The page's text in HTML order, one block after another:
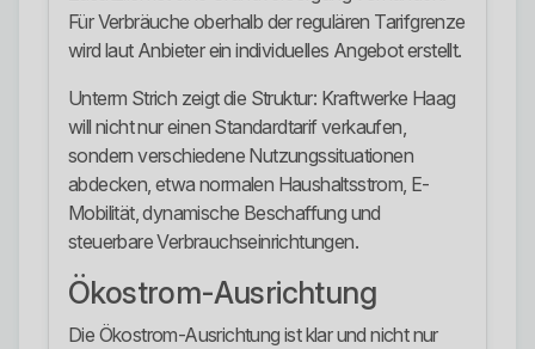
Für Verbräuche oberhalb der regulären Tarifgrenze
wird laut Anbieter ein individuelles Angebot erstellt.
Unterm Strich zeigt die Struktur: Kraftwerke Haag
will nicht nur einen Standardtarif verkaufen,
sondern verschiedene Nutzungssituationen
abdecken, etwa normalen Haushaltsstrom, E-
Mobilität, dynamische Beschaffung und
steuerbare Verbrauchseinrichtungen.
Ökostrom-Ausrichtung
Die Ökostrom-Ausrichtung ist klar und nicht nur